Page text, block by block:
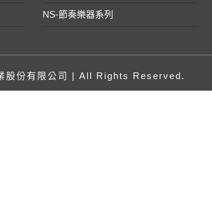
NS-節奏樂器系列
股份有限公司 | All Rights Reserved.